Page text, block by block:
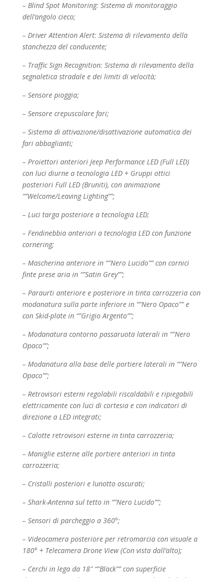
– Blind Spot Monitoring: Sistema di monitoraggio
dell’angolo cieco;
– Driver Attention Alert: Sistema di rilevamento della
stanchezza del conducente;
– Traffic Sign Recognition: Sistema di rilevamento della
segnaletica stradale e dei limiti di velocità;
– Sensore pioggia;
– Sensore crepuscolare fari;
– Sistema di attivazione/disattivazione automatica dei
fari abbaglianti;
– Proiettori anteriori Jeep Performance LED (Full LED)
con luci diurne a tecnologia LED + Gruppiottici
posteriori Full LED (Bruniti), con animazione
“”Welcome/Leaving Lighting””;
– Luci targa posteriore a tecnologia LED;
– Fendinebbia anteriori a tecnologia LED con funzione
cornering;
– Mascherina anteriore in “”Nero Lucido”” con cornici
finte prese aria in “”Satin Grey””;
– Paraurti anteriore e posteriore in tinta carrozzeria con
modanatura sulla parte inferiore in “”Nero Opaco”” e
con Skid-plate in “”Grigio Argento””;
– Modanatura contorno passaruota laterali in “”Nero
Opaco””;
– Modanatura alla base delle portiere laterali in “”Nero
Opaco””;
– Retrovisori esterni regolabili riscaldabili e ripiegabili
elettricamente con luci di cortesia e conindicatori di
direzione a LED integrati;
– Calotte retrovisori esterne in tinta carrozzeria;
– Maniglie esterne alle portiere anteriori in tinta
carrozzeria;
– Cristalli posteriori e lunotto oscurati;
– Shark-Antenna sul tetto in “”Nero Lucido””;
– Sensori di parcheggio a 360°;
– Videocamera posteriore per retromarcia con visuale a
180° + Telecamera Drone View (Con vistadall’alto);
– Cerchi in lega da 18″ “”Black”” con superficie